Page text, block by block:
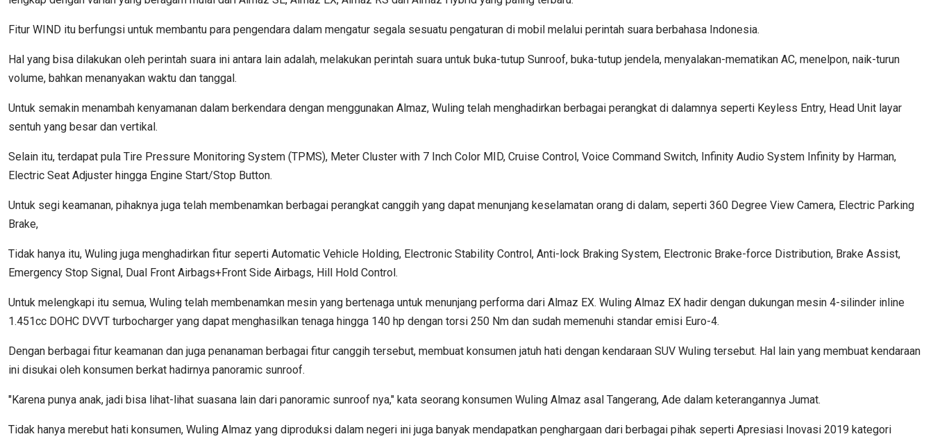
Fitur WIND itu berfungsi untuk membantu para pengendara dalam mengatur segala sesuatu pengaturan di mobil melalui perintah suara berbahasa Indonesia.
Hal yang bisa dilakukan oleh perintah suara ini antara lain adalah, melakukan perintah suara untuk buka-tutup Sunroof, buka-tutup jendela, menyalakan-mematikan AC, menelpon, naik-turun
volume, bahkan menanyakan waktu dan tanggal.
Untuk semakin menambah kenyamanan dalam berkendara dengan menggunakan Almaz, Wuling telah menghadirkan berbagai perangkat di dalamnya seperti Keyless Entry, Head Unit layar
sentuh yang besar dan vertikal.
Selain itu, terdapat pula Tire Pressure Monitoring System (TPMS), Meter Cluster with 7 Inch Color MID, Cruise Control, Voice Command Switch, Infinity Audio System Infinity by Harman,
Electric Seat Adjuster hingga Engine Start/Stop Button.
Untuk segi keamanan, pihaknya juga telah membenamkan berbagai perangkat canggih yang dapat menunjang keselamatan orang di dalam, seperti 360 Degree View Camera, Electric Parking
Brake,
Tidak hanya itu, Wuling juga menghadirkan fitur seperti Automatic Vehicle Holding, Electronic Stability Control, Anti-lock Braking System, Electronic Brake-force Distribution, Brake Assist,
Emergency Stop Signal, Dual Front Airbags+Front Side Airbags, Hill Hold Control.
Untuk melengkapi itu semua, Wuling telah membenamkan mesin yang bertenaga untuk menunjang performa dari Almaz EX. Wuling Almaz EX hadir dengan dukungan mesin 4-silinder inline
1.451cc DOHC DVVT turbocharger yang dapat menghasilkan tenaga hingga 140 hp dengan torsi 250 Nm dan sudah memenuhi standar emisi Euro-4.
Dengan berbagai fitur keamanan dan juga penanaman berbagai fitur canggih tersebut, membuat konsumen jatuh hati dengan kendaraan SUV Wuling tersebut. Hal lain yang membuat kendaraan
ini disukai oleh konsumen berkat hadirnya panoramic sunroof.
"Karena punya anak, jadi bisa lihat-lihat suasana lain dari panoramic sunroof nya," kata seorang konsumen Wuling Almaz asal Tangerang, Ade dalam keterangannya Jumat.
Tidak hanya merebut hati konsumen, Wuling Almaz yang diproduksi dalam negeri ini juga banyak mendapatkan penghargaan dari berbagai pihak seperti Apresiasi Inovasi 2019 kategori